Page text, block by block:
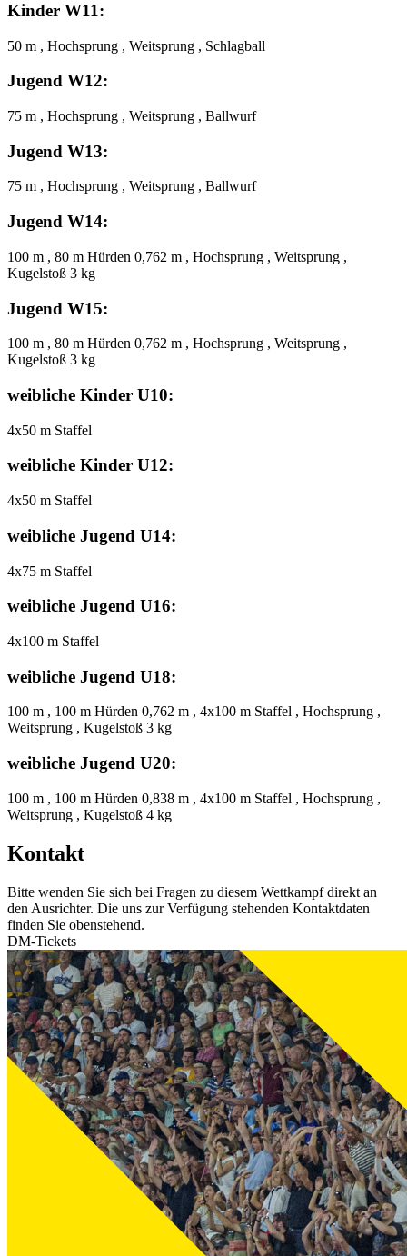
Kinder W11:
50 m , Hochsprung , Weitsprung , Schlagball
Jugend W12:
75 m , Hochsprung , Weitsprung , Ballwurf
Jugend W13:
75 m , Hochsprung , Weitsprung , Ballwurf
Jugend W14:
100 m , 80 m Hürden 0,762 m , Hochsprung , Weitsprung ,
Kugelstoß 3 kg
Jugend W15:
100 m , 80 m Hürden 0,762 m , Hochsprung , Weitsprung ,
Kugelstoß 3 kg
weibliche Kinder U10:
4x50 m Staffel
weibliche Kinder U12:
4x50 m Staffel
weibliche Jugend U14:
4x75 m Staffel
weibliche Jugend U16:
4x100 m Staffel
weibliche Jugend U18:
100 m , 100 m Hürden 0,762 m , 4x100 m Staffel , Hochsprung ,
Weitsprung , Kugelstoß 3 kg
weibliche Jugend U20:
100 m , 100 m Hürden 0,838 m , 4x100 m Staffel , Hochsprung ,
Weitsprung , Kugelstoß 4 kg
Kontakt
Bitte wenden Sie sich bei Fragen zu diesem Wettkampf direkt an
den Ausrichter. Die uns zur Verfügung stehenden Kontaktdaten
finden Sie obenstehend.
DM-Tickets